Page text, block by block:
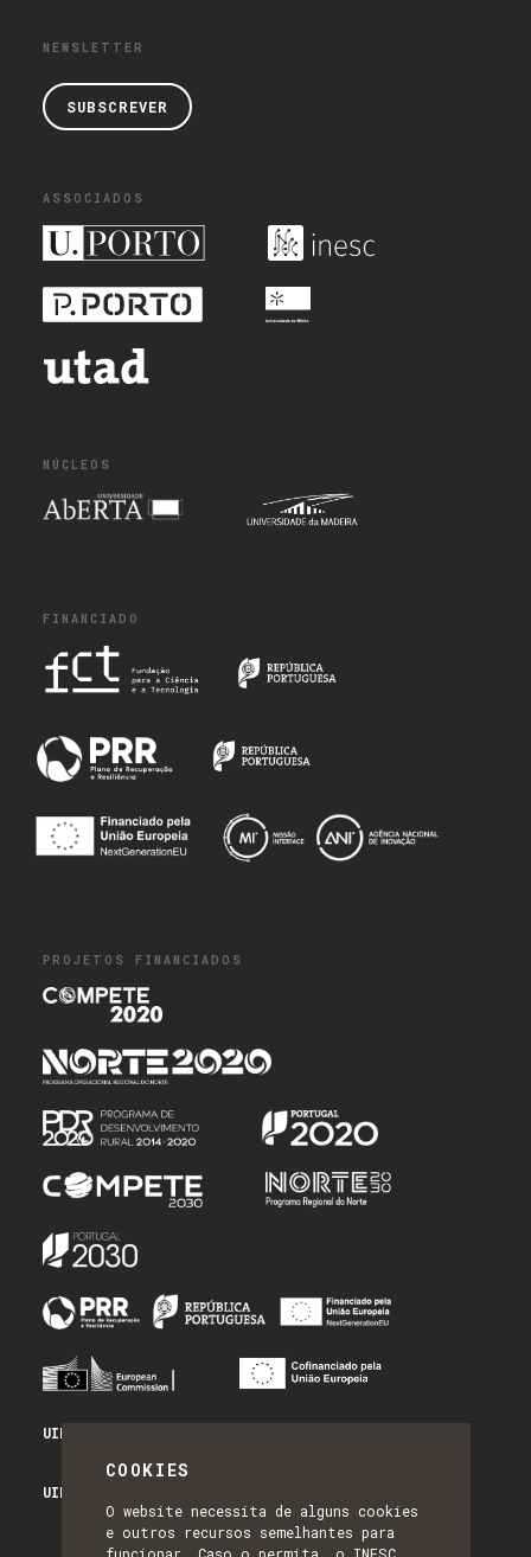
COOKIES
O website necessita de alguns cookies
e outros recursos semelhantes para
NEWSLETTER
SUBSCREVER
ASSOCIADOS
NÚCLEOS
FINANCIADO
PROJETOS FINANCIADOS
UID/PRR/50014/2025 - PRR_INFRA
UID/PRR2/50014/2025 - EQUIPAR